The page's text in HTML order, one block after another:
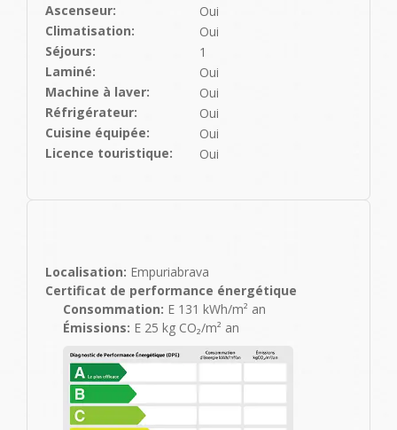
Ascenseur:
Oui
Climatisation:
Oui
Séjours:
1
Laminé:
Oui
Machine à laver:
Oui
Réfrigérateur:
Oui
Cuisine équipée:
Oui
Licence touristique:
Oui
Localisation: Empuriabrava
Certificat de performance énergétique
Consommation: E 131 kWh/m² an
Émissions: E 25 kg CO₂/m² an